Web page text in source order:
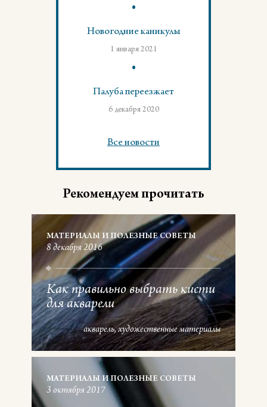
Новогодние каникулы
1 января 2021
Палуба переезжает
6 декабря 2020
Все новости
Рекомендуем прочитать
МАТЕРИАЛЫ И ПОЛЕЗНЫЕ СОВЕТЫ
8 декабря 2016
Как правильно выбрать кисти
для акварели
акварель художественные материалы
МАТЕРИАЛЫ И ПОЛЕЗНЫЕ СОВЕТЫ
3 октября 2017